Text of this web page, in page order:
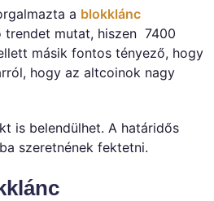
a blokklánc
trendet mutat, hiszen 7400
másik fontos tényező, hogy
hogy az altcoinok nagy
is belendülhet. A határidős
szeretnének fektetni.